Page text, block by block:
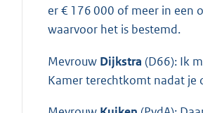
er € 176 000 of meer in een
waarvoor het is bestemd.
Mevrouw Dijkstra (D66): Ik
Kamer terechtkomt nadat je